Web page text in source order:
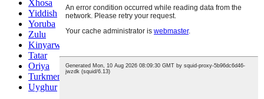
Xhosa
Yiddish
Yoruba
Zulu
Kinyarwanda
Tatar
Oriya
Turkmen
Uyghur